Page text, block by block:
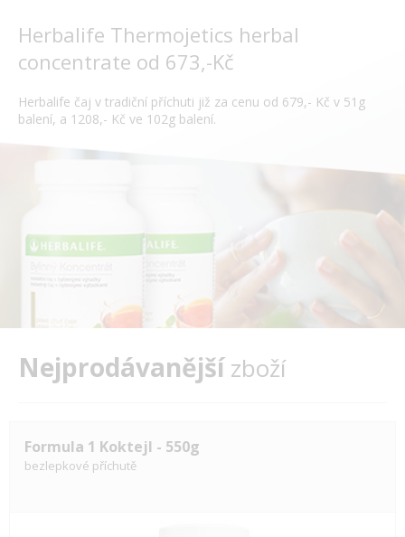
Herbalife Thermojetics herbal
concentrate od 673,-Kč
Herbalife čaj v tradiční příchuti již za cenu od 679,- Kč v 51g
balení, a 1208,- Kč ve 102g balení.
Nejprodávanějšízboží
Formula 1 Koktejl - 550g
bezlepkové příchutě